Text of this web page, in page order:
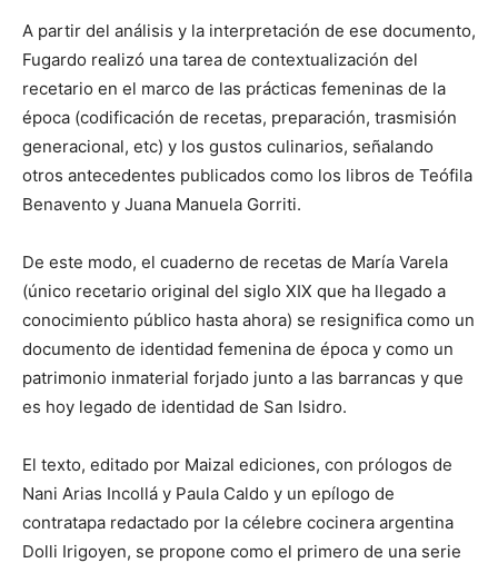
A partir del análisis y la interpretación de ese documento,
Fugardo realizó una tarea de contextualización del
recetario en el marco de las prácticas femeninas de la
época (codificación de recetas, preparación, trasmisión
generacional, etc) y los gustos culinarios, señalando
otros antecedentes publicados como los libros de Teófila
Benavento y Juana Manuela Gorriti.
De este modo, el cuaderno de recetas de María Varela
(único recetario original del siglo XIX que ha llegado a
conocimiento público hasta ahora) se resignifica como un
documento de identidad femenina de época y como un
patrimonio inmaterial forjado junto a las barrancas y que
es hoy legado de identidad de San Isidro.
El texto, editado por Maizal ediciones, con prólogos de
Nani Arias Incollá y Paula Caldo y un epílogo de
contratapa redactado por la célebre cocinera argentina
Dolli Irigoyen, se propone como el primero de una serie